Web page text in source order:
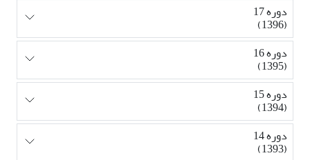
دوره 17
(1396)
دوره 16
(1395)
دوره 15
(1394)
دوره 14
(1393)